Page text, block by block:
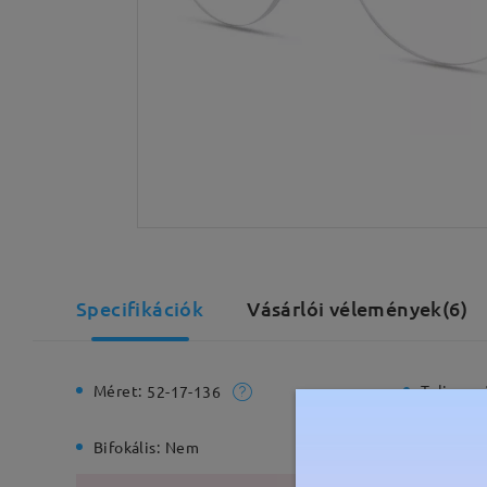
Specifikációk Vásárlói vélemények(6)
Méret: 52-17-136 Teljes
Bifokális: Nem